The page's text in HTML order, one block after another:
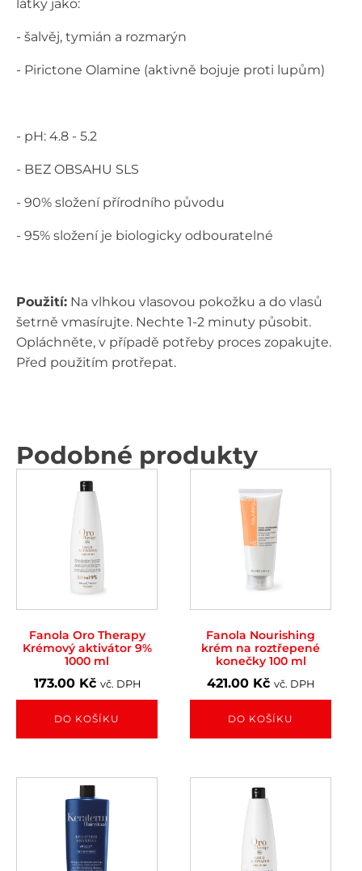
látky jako:
- šalvěj, tymián a rozmarýn
- Pirictone Olamine (aktivně bojuje proti lupům)
- pH: 4.8 - 5.2
- BEZ OBSAHU SLS
- 90% složení přírodního původu
- 95% složení je biologicky odbouratelné
Použití: Na vlhkou vlasovou pokožku a do vlasů
šetrně vmasírujte. Nechte 1-2 minuty působit.
Opláchněte, v případě potřeby proces zopakujte.
Před použitím protřepat.
Podobné produkty
Fanola Oro Therapy
Krémový aktivátor 9%
1000 ml
173.00 Kč vč. DPH
DO KOŠÍKU
Fanola Nourishing
krém na roztřepené
konečky 100 ml
421.00 Kč vč. DPH
DO KOŠÍKU